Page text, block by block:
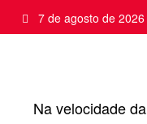
para
7 de agosto de 2026
Na velocidade